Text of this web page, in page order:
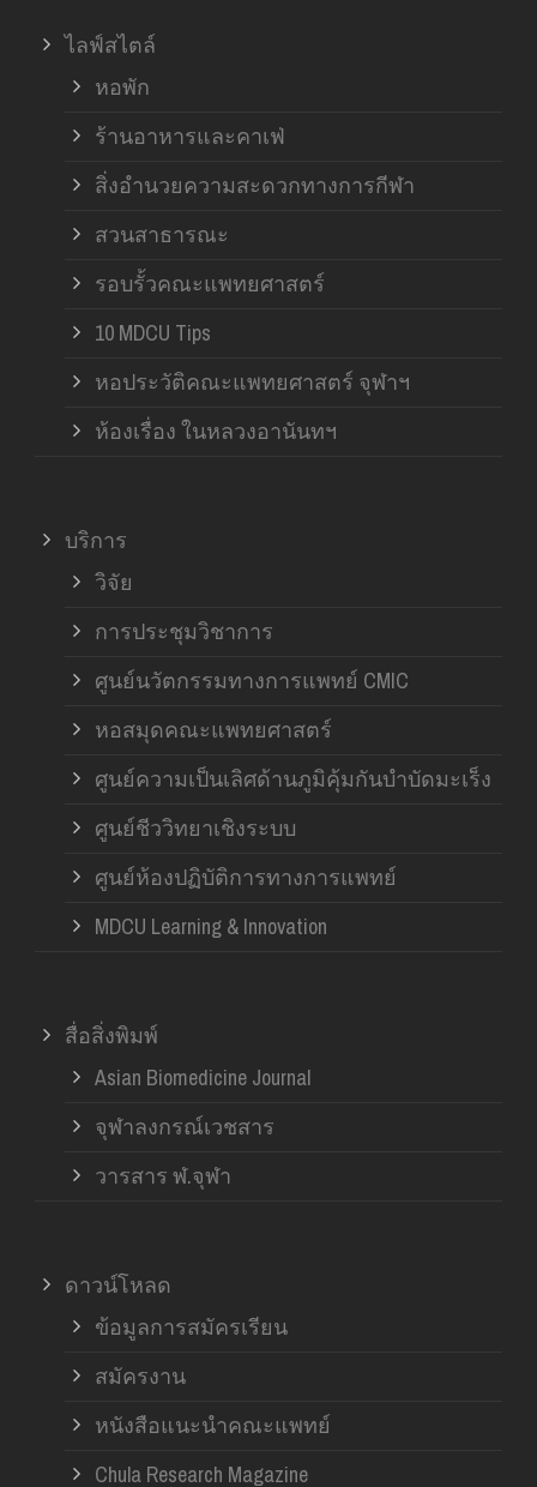
ไลฟ์สไตล์
หอพัก
ร้านอาหารและคาเฟ่
สิ่งอำนวยความสะดวกทางการกีฬา
สวนสาธารณะ
รอบรั้วคณะแพทยศาสตร์
10 MDCU Tips
หอประวัติคณะแพทยศาสตร์ จุฬาฯ
ห้องเรื่อง ในหลวงอานันทฯ
บริการ
วิจัย
การประชุมวิชาการ
ศูนย์นวัตกรรมทางการแพทย์ CMIC
หอสมุดคณะแพทยศาสตร์
ศูนย์ความเป็นเลิศด้านภูมิคุ้มกันบำบัดมะเร็ง
ศูนย์ชีววิทยาเชิงระบบ
ศูนย์ห้องปฏิบัติการทางการแพทย์
MDCU Learning & Innovation
สื่อสิ่งพิมพ์
Asian Biomedicine Journal
จุฬาลงกรณ์เวชสาร
วารสาร ฬ.จุฬา
ดาวน์โหลด
ข้อมูลการสมัครเรียน
สมัครงาน
หนังสือแนะนำคณะแพทย์
Chula Research Magazine